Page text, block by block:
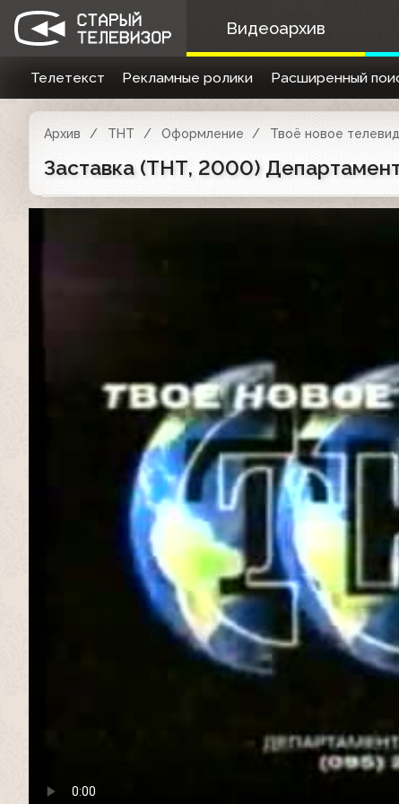
Видеоархив
Телетекст Рекламные ролики Расширенный
Архив ТНТ Оформление Твоё новое
Заставка (ТНТ, 2000)